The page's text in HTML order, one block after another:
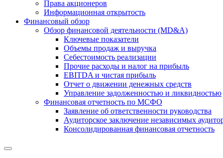
Права акционеров
Информационная открытость
Финансовый обзор
Обзор финансовой деятельности (MD&A)
Ключевые показатели
Объемы продаж и выручка
Себестоимость реализации
Прочие расходы и налог на прибыль
EBITDA и чистая прибыль
Отчет о движении денежных средств
Управление задолженностью и ликвидностью
Финансовая отчетность по МСФО
Заявление об ответственности руководства
Аудиторское заключение независимых
Консолидированная финансовая отчетность